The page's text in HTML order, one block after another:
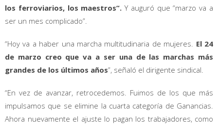
los ferroviarios, los maestros”.Y auguró que “marzo va a
ser un mes complicado”.
“Hoy va a haber una marcha multitudinaria de mujeres. El 24
de marzo creo que va a ser una de las marchas más
grandes de los últimos años”, señaló el dirigente sindical.
“En vez de avanzar, retrocedemos. Fuimos de los que más
impulsamos que se elimine la cuarta categoría de Ganancias.
Ahora nuevamente el ajuste lo pagan los trabajadores, como